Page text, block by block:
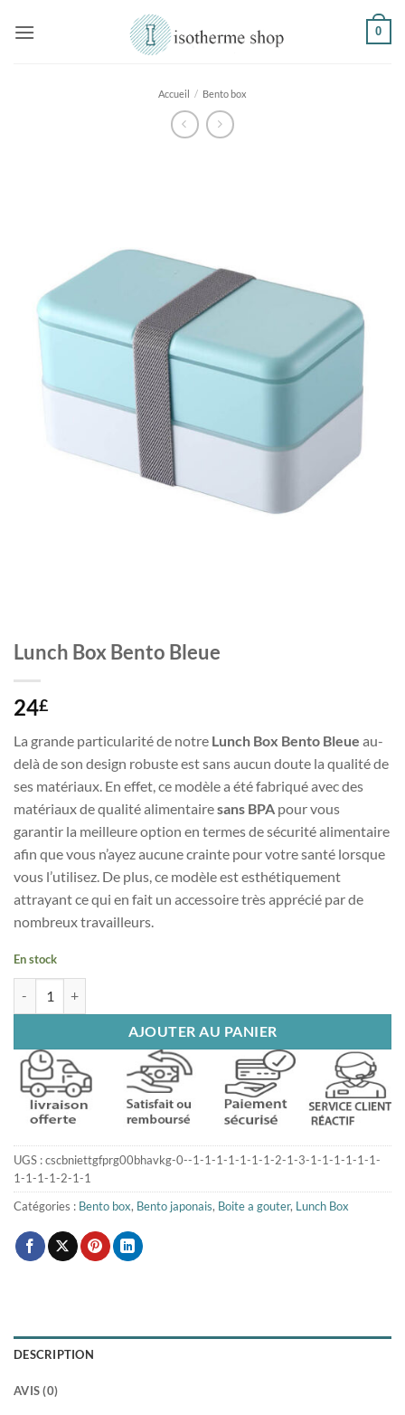
0
Accueil / Bento box
Lunch Box Bento Bleue
24£
La grande particularité de notre Lunch Box Bento Bleue au-
delà de son design robuste est sans aucun doute la qualité de
ses matériaux. En effet, ce modèle a été fabriqué avec des
matériaux de qualité alimentairesans BPA pour vous
garantir la meilleure option en termes de sécurité alimentaire
afin que vous n’ayez aucune crainte pour votre santé lorsque
vous l’utilisez. De plus, ce modèle est esthétiquement
attrayant ce qui en fait un accessoire très apprécié par de
nombreux travailleurs.
En stock
AJOUTER AU PANIER
UGS :cscbniettgfprg00bhavkg-0--1-1-1-1-1-1-1-2-1-3-1-1-1-1-1-1-
1-1-1-1-2-1-1
Catégories : Bento box, Bento japonais, Boite a gouter, Lunch Box
DESCRIPTION
AVIS (0)